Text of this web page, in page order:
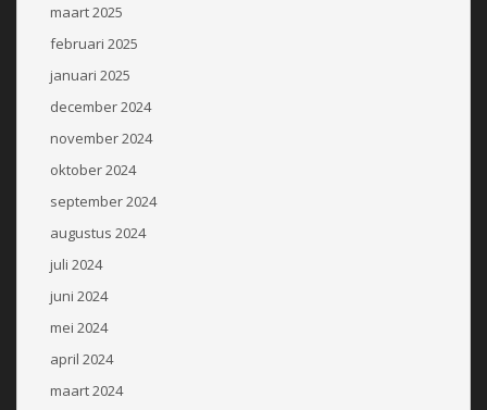
maart 2025
februari 2025
januari 2025
december 2024
november 2024
oktober 2024
september 2024
augustus 2024
juli 2024
juni 2024
mei 2024
april 2024
maart 2024